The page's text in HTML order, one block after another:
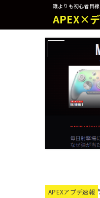
誰よりも初心者目
APEX×
APEXアプデ速報